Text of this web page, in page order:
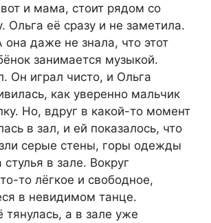
и мама, стоит рядом со
Ольга её сразу и не заметила.
даже не знала, что этот
занимается музыкой.
Он играл чисто, и Ольга
как уверенно мальчик
Но, вдруг в какой-то момент
в зал, и ей показалось, что
серые стены, горы одежды
в зале. Вокруг
то лёгкое и свободное,
в невидимом танце.
а в зале уже